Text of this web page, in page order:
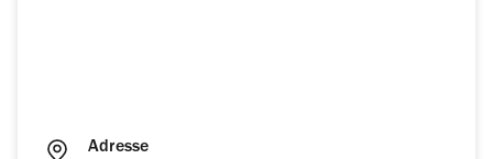
Adresse